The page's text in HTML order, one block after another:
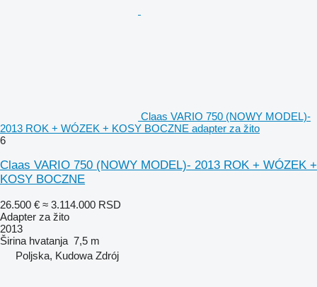
Claas VARIO 750 (NOWY MODEL)-
2013 ROK + WÓZEK + KOSY BOCZNE adapter za žito
6
Claas VARIO 750 (NOWY MODEL)- 2013 ROK + WÓZEK +
KOSY BOCZNE
26.500 € ≈ 3.114.000 RSD
Adapter za žito
2013
Širina hvatanja 7,5 m
Poljska, Kudowa Zdrój